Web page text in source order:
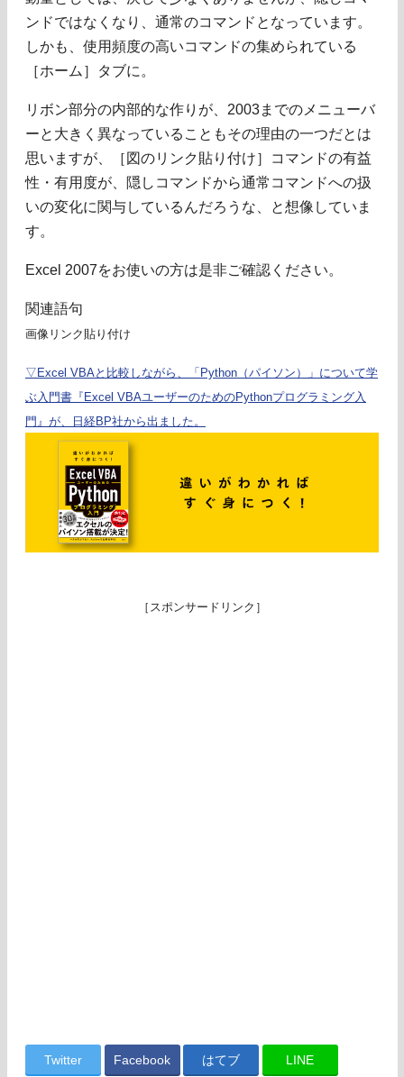
ンドではなくなり、通常のコマンドとなっています。
しかも、使用頻度の高いコマンドの集められている
［ホーム］タブに。
リボン部分の内部的な作りが、2003までのメニューバ
ーと大きく異なっていることもその理由の一つだとは
思いますが、［図のリンク貼り付け］コマンドの有益
性・有用度が、隠しコマンドから通常コマンドへの扱
いの変化に関与しているんだろうな、と想像していま
す。
Excel 2007をお使いの方は是非ご確認ください。
関連語句
画像リンク貼り付け
▽Excel VBAと比較しながら、「Python（パイソン）」について学
ぶ入門書『Excel VBAユーザーのためのPythonプログラミング入
門』が、日経BP社から出ました。
［スポンサードリンク］
Twitter Facebook はてブ LINE